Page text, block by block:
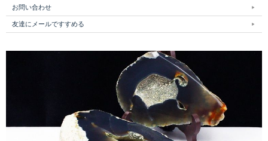
お問い合わせ
友達にメールですすめる